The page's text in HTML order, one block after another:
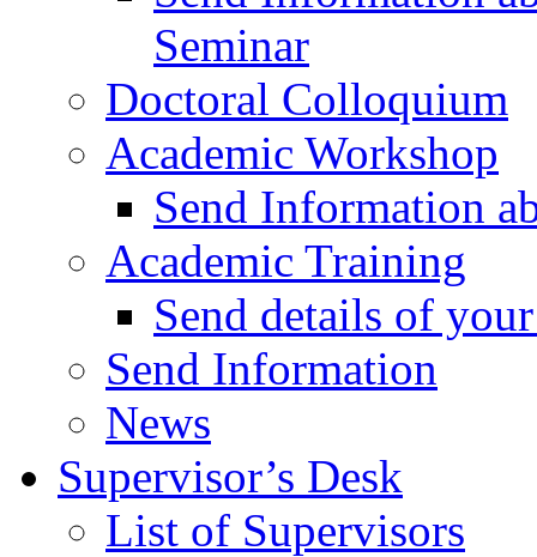
Seminar
Doctoral Colloquium
Academic Workshop
Send Information
Academic Training
Send details of
Send Information
News
Supervisor’s Desk
List of Supervisors